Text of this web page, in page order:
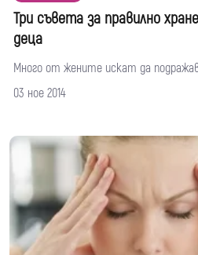
Три съвета за правилно
деца
Много от жените искат да
03 ное 2014